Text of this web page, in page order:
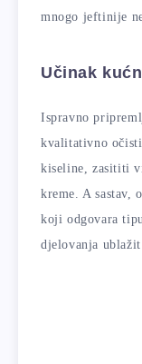
mnogo jeftinije
Učinak
Ispravno
kvalitativno
kiseline, zasititi
kreme. A sastav,
koji odgovara
djelovanja